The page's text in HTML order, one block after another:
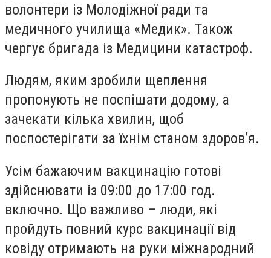
волонтери із Молодіжної ради та
медичного училища «Медик». Також
чергує бригада із Медицини катастроф.
Людям, яким зробили щеплення
пропонують не поспішати додому, а
зачекати кілька хвилин, щоб
поспостерігати за їхнім станом здоров’я.
Усім бажаючим вакцинацію готові
здійснювати із 09:00 до 17:00 год.
включно. Що важливо – люди, які
пройдуть повний курс вакцинації від
ковіду отримають на руки міжнародний